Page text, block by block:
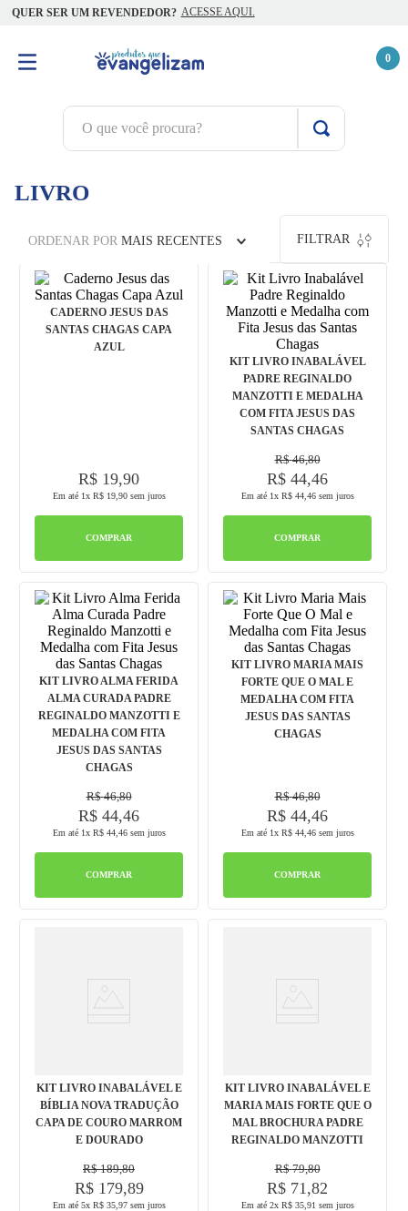
QUER SER UM REVENDEDOR? ACESSE AQUI.
0
O que você procura?
LIVRO
ORDENAR POR MAIS RECENTES FILTRAR
CADERNO JESUS DAS
SANTAS CHAGAS CAPA
AZUL
R$ 19,90
Em até 1x R$ 19,90sem juros
COMPRAR
KIT LIVRO INABALÁVEL
PADRE REGINALDO
MANZOTTI E MEDALHA
COM FITA JESUS DAS
SANTAS CHAGAS
R$ 46,80
R$ 44,46
Em até 1x R$ 44,46sem juros
COMPRAR
KIT LIVRO ALMA FERIDA
ALMA CURADA PADRE
REGINALDO MANZOTTI E
MEDALHA COM FITA
JESUS DAS SANTAS
CHAGAS
R$ 46,80
R$ 44,46
Em até 1x R$ 44, 46sem juros
COMPRAR
KIT LIVRO MARIA MAIS
FORTE QUE O MAL E
MEDALHA COM FITA
JESUS DAS SANTAS
CHAGAS
R$ 46,80
R$ 44,46
Em até 1x R$ 44, 46sem juros
COMPRAR
KIT LIVRO INABALÁVEL E
BÍBLIA NOVA TRADUÇÃO
CAPA DE COURO MARROM
E DOURADO
R$ 189,80
R$ 179,89
Em até 5x R$ 35, 97sem juros
KIT LIVRO INABALÁVEL E
MARIA MAIS FORTE QUE O
MAL BROCHURA PADRE
REGINALDO MANZOTTI
R$ 79,80
R$ 71 ,82
Em até 2x R$ 35, 91 sem juros
4º
quaresma são miguel
5º
escapulário
camiseta
jesus santa chagas
capelinha jesus santas chagas
medalha são bento